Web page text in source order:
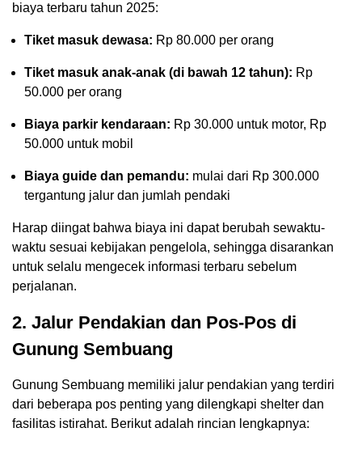
biaya terbaru tahun 2025:
Tiket masuk dewasa: Rp 80.000 per orang
Tiket masuk anak-anak (di bawah 12 tahun): Rp
50.000 per orang
Biaya parkir kendaraan: Rp 30.000 untuk motor, Rp
50.000 untuk mobil
Biaya guide dan pemandu: mulai dari Rp 300.000
tergantung jalur dan jumlah pendaki
Harap diingat bahwa biaya ini dapat berubah sewaktu-
waktu sesuai kebijakan pengelola, sehingga disarankan
untuk selalu mengecek informasi terbaru sebelum
perjalanan.
2. Jalur Pendakian dan Pos-Pos di
Gunung Sembuang
Gunung Sembuang memiliki jalur pendakian yang terdiri
dari beberapa pos penting yang dilengkapi shelter dan
fasilitas istirahat. Berikut adalah rincian lengkapnya: